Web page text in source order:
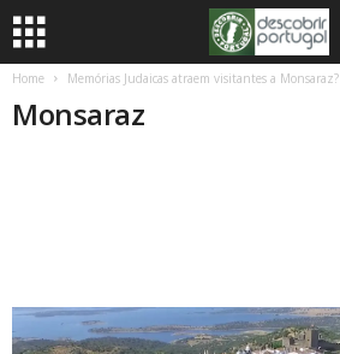
Home Memórias Judaicas atraem visitantes a Monsaraz?
Monsaraz